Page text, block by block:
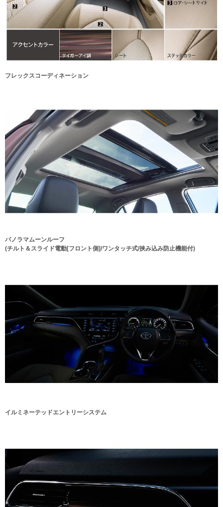
フレックスコーディネーション
パノラマムーンルーフ
(チルト＆スライド電動[フロント側]/ワンタッチ式/挟み込み防止機能付)
イルミネーテッドエントリーシステム